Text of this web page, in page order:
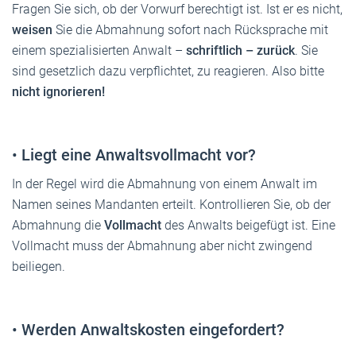
Fragen Sie sich, ob der Vorwurf berechtigt ist. Ist er es nicht,
weisen Sie die Abmahnung sofort nach Rücksprache mit
einem spezialisierten Anwalt – schriftlich – zurück. Sie
sind gesetzlich dazu verpflichtet, zu reagieren. Also bitte
nicht ignorieren!
• Liegt eine Anwaltsvollmacht vor?
In der Regel wird die Abmahnung von einem Anwalt im
Namen seines Mandanten erteilt. Kontrollieren Sie, ob der
Abmahnung die Vollmacht des Anwalts beigefügt ist. Eine
Vollmacht muss der Abmahnung aber nicht zwingend
beiliegen.
• Werden Anwaltskosten eingefordert?